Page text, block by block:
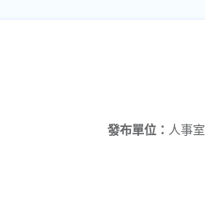
發布單位： 人事室